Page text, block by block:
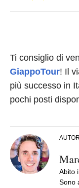
Ti consiglio di
GiappoTour! Il
più successo in
pochi posti
Abito
Sono